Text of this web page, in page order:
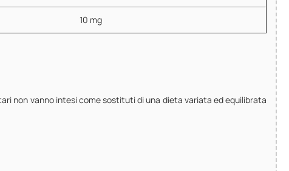
10 mg
non vanno intesi come sostituti di una dieta variata ed equilibrata